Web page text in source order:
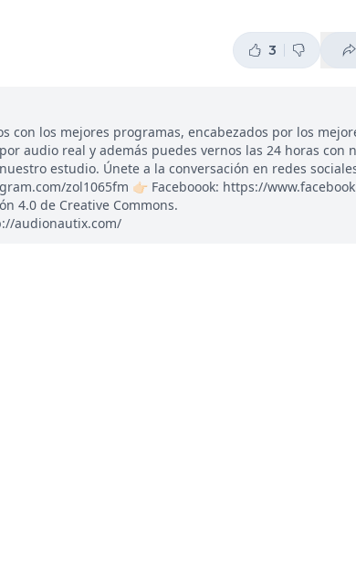
3
los mejores programas, encabezados por los
audio real y además puedes vernos las 24 horas con
estudio. Únete a la conversación en redes sociales:
zol1065fm 👉🏻 Faceboook: https://
4.0 de Creative Commons.
audionautix.com/